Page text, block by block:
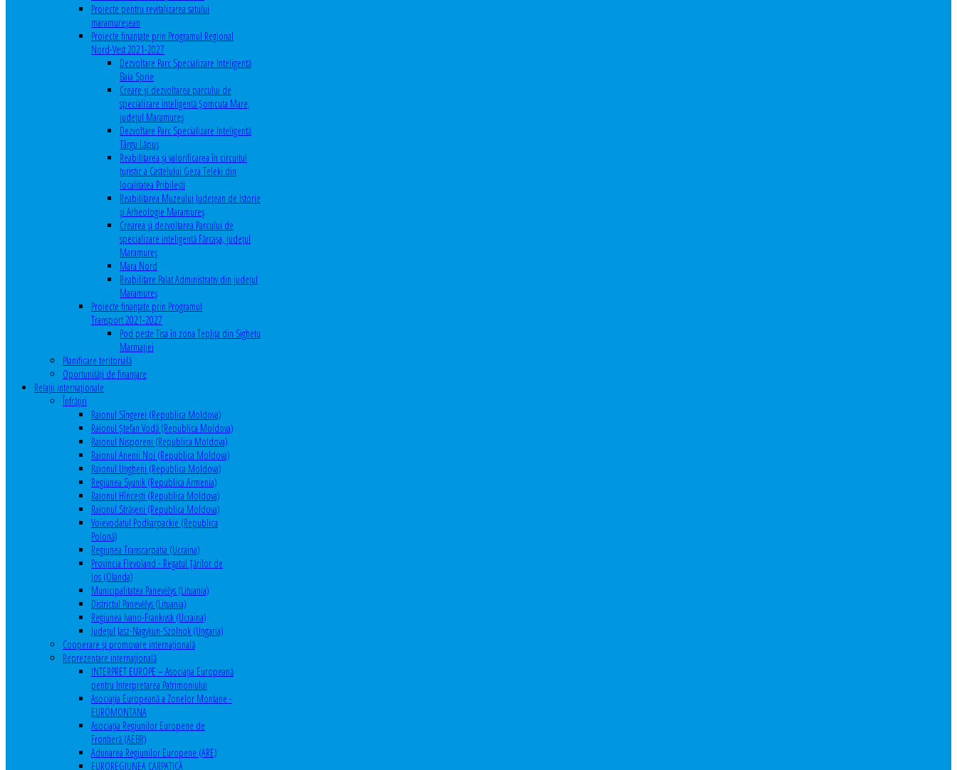
Proiecte pentru revitalizarea satului
maramureşean
Proiecte finanțate prin Programul Regional
Nord-Vest 2021-2027
Dezvoltare Parc Specializare Inteligentă
Baia Sprie
Creare și dezvoltarea parcului de
specializare inteligentă Șomcuta Mare,
județul Maramureș
Dezvoltare Parc Specializare Inteligentă
Târgu Lăpuș
Reabilitarea și valorificarea în circuitul
turistic a Castelului Geza Teleki din
localitatea Pribilești
Reabilitarea Muzeului Județean de Istorie
și Arheologie Maramureș
Crearea și dezvoltarea Parcului de
specializare inteligentă Fărcașa, județul
Maramureș
Mara Nord
Reabilitare Palat Administrativ din județul
Maramureș
Proiecte finanțate prin Programul
Transport 2021-2027
Pod peste Tisa în zona Teplița din Sighetu
Marmației
Planificare teritorială
Oportunităţi de finanţare
Relaţii internaţionale
Înfrăţiri
Raionul Sîngerei (Republica Moldova)
Raionul Ștefan Vodă (Republica Moldova)
Raionul Nisporeni (Republica Moldova)
Raionul Anenii Noi (Republica Moldova)
Raionul Ungheni (Republica Moldova)
Regiunea Syunik (Republica Armenia)
Raionul Hîncești (Republica Moldova)
Raionul Străşeni (Republica Moldova)
Voievodatul Podkarpackie (Republica
Polonă)
Regiunea Transcarpatia (Ucraina)
Provincia Flevoland - Regatul Ţărilor de
Jos (Olanda)
Municipalitatea Panevėžys (Lituania)
Districtul Panevėžys (Lituania)
Regiunea Ivano-Frankivsk (Ucraina)
Judeţul Jasz-Nagykun-Szolnok (Ungaria)
Cooperare şi promovare internaţională
Reprezentare internaţională
INTERPRET EUROPE – Asociația Europeană
pentru Interpretarea Patrimoniului
Asociația Europeană a Zonelor Montane -
EUROMONTANA
Asociația Regiunilor Europene de
Frontieră (AEBR)
Adunarea Regiunilor Europene (ARE)
EUROREGIUNEA CARPATICĂ